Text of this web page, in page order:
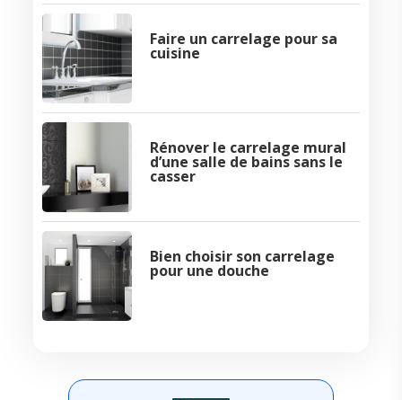
Faire un carrelage pour sa
cuisine
Rénover le carrelage mural
d’une salle de bains sans le
casser
Bien choisir son carrelage
pour une douche